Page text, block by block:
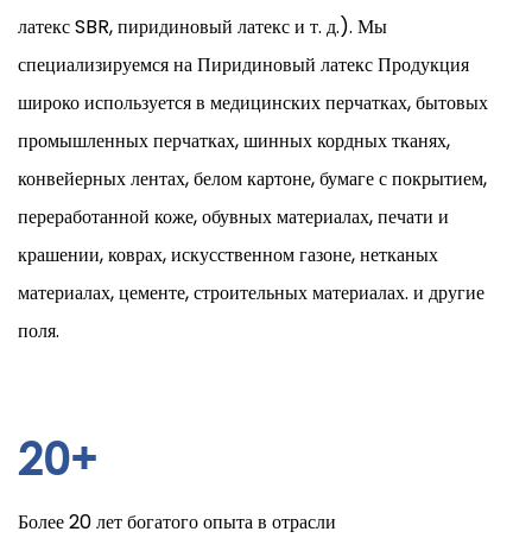
латекс SBR, пиридиновый латекс и т. д.). Мы
специализируемся наПиридиновый латексПродукция
широко используется в медицинских перчатках, бытовых
промышленных перчатках, шинных кордных тканях,
конвейерных лентах, белом картоне, бумаге с покрытием,
переработанной коже, обувных материалах, печати и
крашении, коврах, искусственном газоне, нетканых
материалах, цементе, строительных материалах. и другие
поля.
20+
Более 20 лет богатого опыта в отрасли